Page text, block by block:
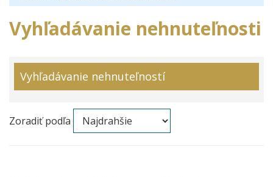
Vyhľadávanie nehnuteľnosti
Vyhľadávanie nehnuteľností
Zoradiť podľa